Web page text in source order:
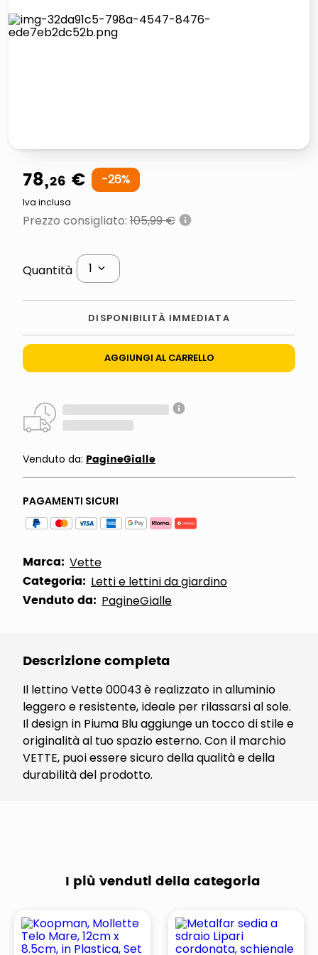
78,26 € -26%
Iva inclusa
Prezzo consigliato: 105,99 €
Quantità 1
DISPONIBILITÀ IMMEDIATA
AGGIUNGI AL CARRELLO
Venduto da: PagineGialle
PAGAMENTI SICURI
Marca: Vette
Categoria: Letti e lettini da giardino
Venduto da: PagineGialle
Descrizione completa
Il lettino Vette 00043 è realizzato in alluminio
leggero e resistente, ideale per rilassarsi al sole.
Il design in Piuma Blu aggiunge un tocco di stile e
originalità al tuo spazio esterno. Con il marchio
VETTE, puoi essere sicuro della qualità e della
durabilità del prodotto.
I più venduti della categoria